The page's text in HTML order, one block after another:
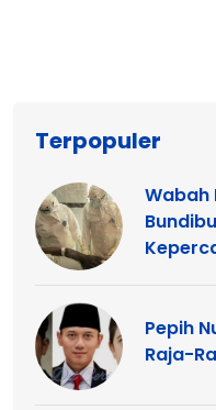
Terpopuler
Wabah
Pepih
Raja-